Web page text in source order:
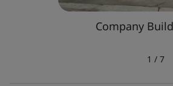
Company
1 / 7